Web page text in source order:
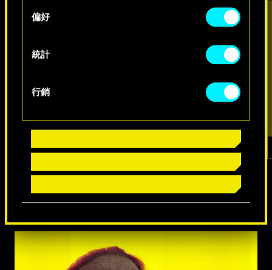
偏好
統計
行銷